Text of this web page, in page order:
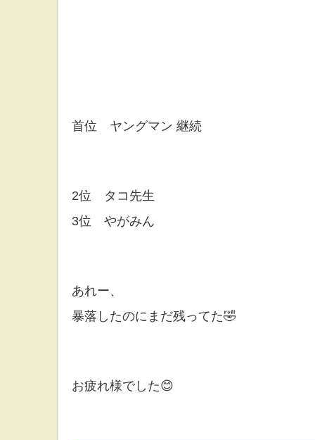
首位 ヤングマン 継続
2位 タコ先生
3位 やがみん
あれー、
暴落したのにまだ残ってた🤣
お疲れ様でした😊